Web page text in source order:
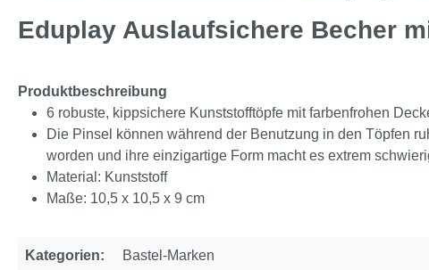
Eduplay Auslaufsichere Becher
Produktbeschreibung
6 robuste, kippsichere Kunststofftöpfe mit farbenfrohen
Die Pinsel können während der Benutzung in den Töpfen
worden und ihre einzigartige Form macht es extrem
Material: Kunststoff
Maße: 10,5 x 10,5 x 9 cm
Kategorien: Bastel-Marken